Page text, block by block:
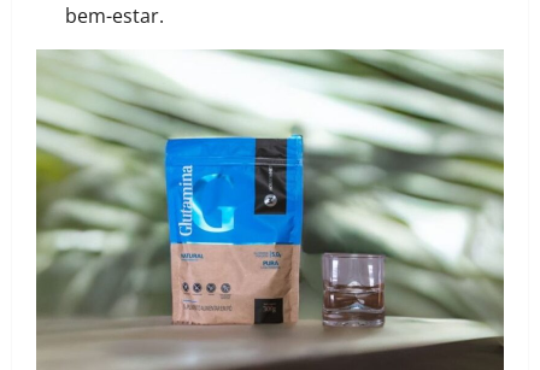
bem-estar.